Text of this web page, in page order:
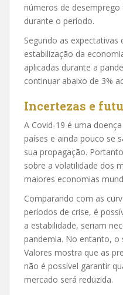
números de
durante o período.
Segundo as
estabilização da
aplicadas durante a
continuar abaixo de 3%
Incertezas e
A Covid-19 é uma
países e ainda pouco se
sua propagação.
sobre a volatilidade dos
maiores economias
Comparando com as
períodos de crise, é
a estabilidade, seriam
pandemia. No entanto, o
Valores mostra que as
não é possível garantir
mercado será reduzida.